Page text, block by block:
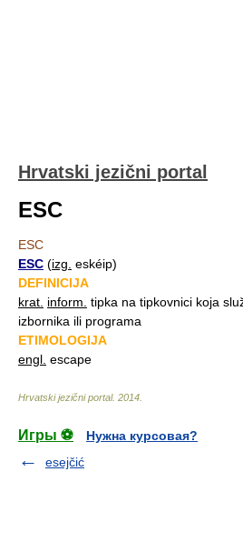
Hrvatski jezični portal
ESC
ESC
ESC (izg. eskéip)
DEFINICIJA
krat. inform. tipka na tipkovnici koja
izbornika ili programa
ETIMOLOGIJA
engl. escape
Hrvatski jezični portal. 2014
Игры ⚽
Нужна курсовая?
esejčić